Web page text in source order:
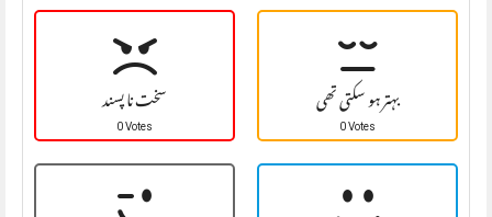
سخت نا پسند
0 Votes بہتر ہو سکتی تھی
0 Votes